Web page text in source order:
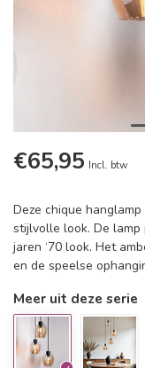
€65,95 Incl. btw
Deze chique
stijlvolle look. De
jaren ‘70 look. Het
en de speelse
Meer uit deze serie